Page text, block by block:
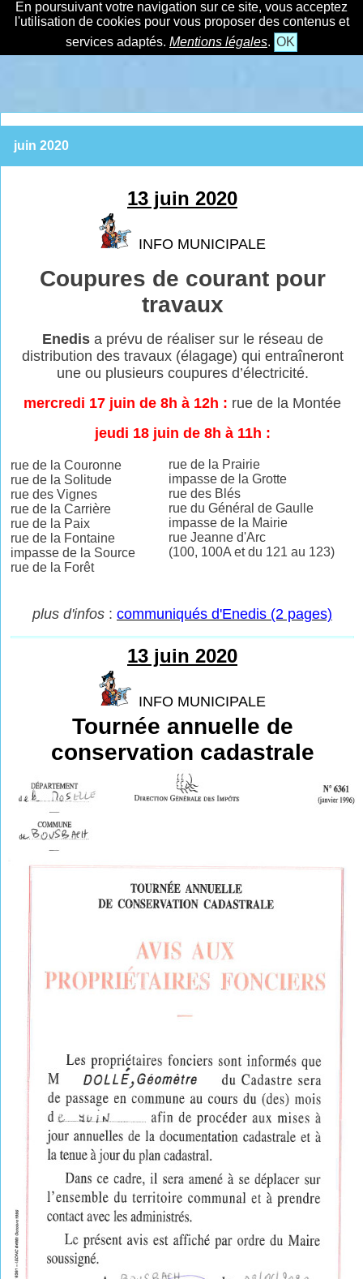
En poursuivant votre navigation sur ce site, vous acceptez
l'utilisation de cookies pour vous proposer des contenus et
services adaptés. Mentions légales. OK
juin 2020
13 juin 2020
INFO MUNICIPALE
Coupures de courant pour
travaux
Enedis a prévu de réaliser sur le réseau de
distribution des travaux (élagage) qui entraîneront
une ou plusieurs coupures d’électricité.
mercredi 17 juin de 8h à 12h : rue de la Montée
jeudi 18 juin de 8h à 11h :
rue de la Couronne
rue de la Solitude
rue des Vignes
rue de la Carrière
rue de la Paix
rue de la Fontaine
impasse de la Source
rue de la Forêt
rue de la Prairie
impasse de la Grotte
rue des Blés
rue du Général de Gaulle
impasse de la Mairie
rue Jeanne d'Arc
(100, 100A et du 121 au 123)
plus d'infos : communiqués d'Enedis (2 pages)
13 juin 2020
INFO MUNICIPALE
Tournée annuelle de
conservation cadastrale